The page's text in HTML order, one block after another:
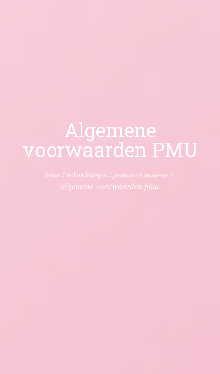
Algemene
voorwaarden PMU
home / behandelingen / permanent make-up /
algemene voorwaarden pmu